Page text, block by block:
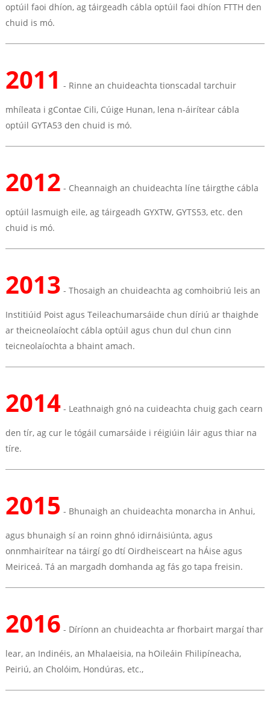
optúil faoi dhíon, ag táirgeadh cábla optúil faoi dhíon FTTH den
chuid is mó.
2011 - Rinne an chuideachta tionscadal tarchuir
mhíleata i gContae Cili, Cúige Hunan, lena n-áirítear cábla
optúil GYTA53 den chuid is mó.
2012 - Cheannaigh an chuideachta líne táirgthe cábla
optúil lasmuigh eile, ag táirgeadh GYXTW, GYTS53, etc. den
chuid is mó.
2013 - Thosaigh an chuideachta ag comhoibriú leis an
Institiúid Poist agus Teileachumarsáide chun díriú ar thaighde
ar theicneolaíocht cábla optúil agus chun dul chun cinn
teicneolaíochta a bhaint amach.
2014- Leathnaigh gnó na cuideachta chuig gach cearn
den tír, ag cur le tógáil cumarsáide i réigiúin láir agus thiar na
tíre.
2015 - Bhunaigh an chuideachta monarcha in Anhui,
agus bhunaigh sí an roinn ghnó idirnáisiúnta, agus
onnmhairítear na táirgí go dtí Oirdheisceart na hÁise agus
Meiriceá. Tá an margadh domhanda ag fás go tapa freisin.
2016 - Díríonn an chuideachta ar fhorbairt margaí thar
lear, an Indinéis, an Mhalaeisia, na hOileáin Fhilipíneacha,
Peiriú, an Cholóim, Hondúras, etc.,